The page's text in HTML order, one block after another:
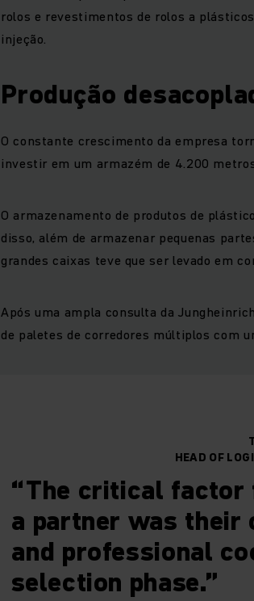
rolos e revestimentos de rolos a
injeção.
Produção
O constante crescimento da empresa
investir em um armazém de 4.200
O armazenamento de produtos de
disso, além de armazenar pequenas
grandes caixas teve que ser levado em
Após uma ampla consulta da
de paletes de corredores múltiplos com
HEAD OF
“The critical factor
a partner was their
and professional
selection phase.”